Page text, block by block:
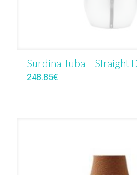
Surdina Tuba – Straight
248.85€